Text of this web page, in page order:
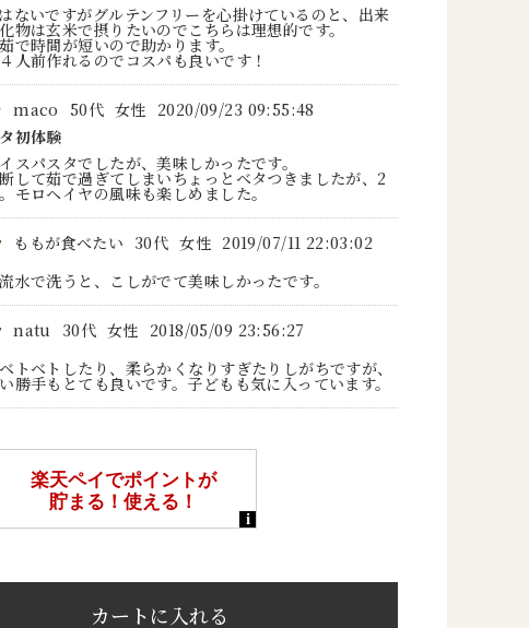
ないですがグルテンフリーを心掛けているのと、出来
物は玄米で摂りたいのでこちらは理想的です。
で時間が短いので助かります。
人前作れるのでコスパも良いです！
maco 50代 女性 2020/09/23 09:55:48
初体験
スパスタでしたが、美味しかったです。
して茹で過ぎてしまいちょっとベタつきましたが、2
モロヘイヤの風味も楽しめました。
ももが食べたい 30代 女性 2019/07/11 22:03:02
水で洗うと、こしがでて美味しかったです。
natu 30代 女性 2018/05/09 23:56:27
トベトしたり、柔らかくなりすぎたりしがちですが、
勝手もとても良いです。子どもも気に入っています。